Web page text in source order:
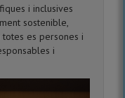
i inclusives
sostenible,
es persones i
i